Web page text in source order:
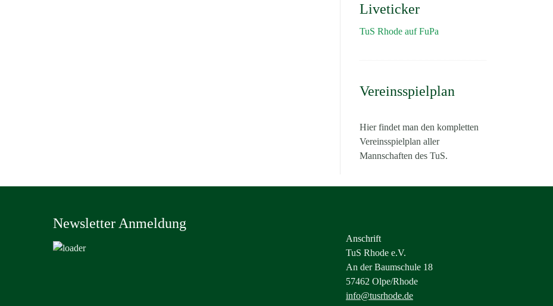
Liveticker
TuS Rhode auf FuPa
Vereinsspielplan
Hier findet man den kompletten
Vereinsspielplan aller
Mannschaften des TuS.
Newsletter Anmeldung
Anschrift
TuS Rhode e.V.
An der Baumschule 18
57462 Olpe/Rhode
info@tusrhode.de